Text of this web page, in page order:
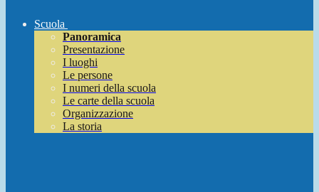
Scuola
Panoramica
Presentazione
I luoghi
Le persone
I numeri della scuola
Le carte della scuola
Organizzazione
La storia